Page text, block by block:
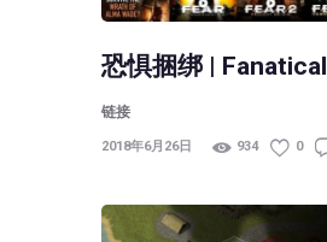
恐惧捆绑 | Fanatical
链接
2018年6月26日 934 0